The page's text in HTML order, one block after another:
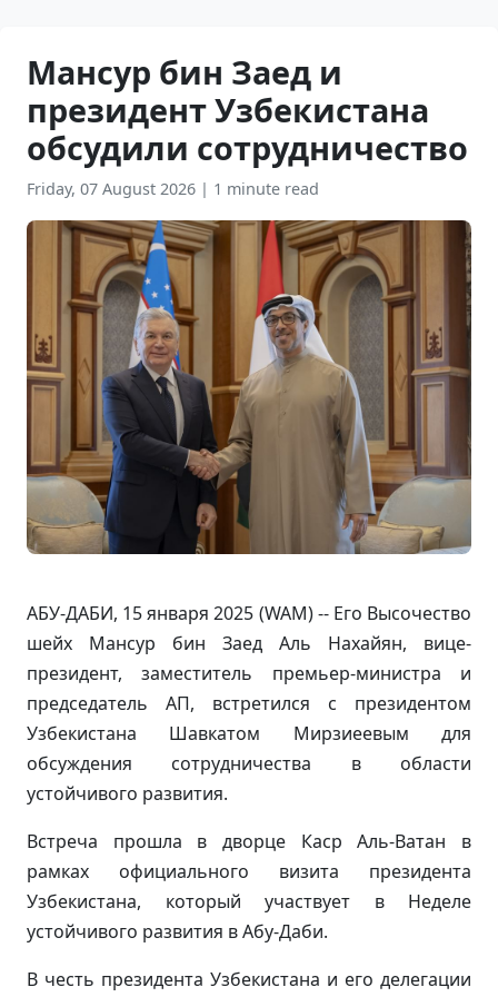
Мансур бин Заед и
президент Узбекистана
обсудили сотрудничество
Friday, 07 August 2026 | 1 minute read
АБУ-ДАБИ, 15 января 2025 (WAM) -- Его Высочество
шейх Мансур бин Заед Аль Нахайян, вице-
президент, заместитель премьер-министра и
председатель АП, встретился с президентом
Узбекистана Шавкатом Мирзиеевым для
обсуждения сотрудничества в области
устойчивого развития.
Встреча прошла в дворце Каср Аль-Ватан в
рамках официального визита президента
Узбекистана, который участвует в Неделе
устойчивого развития в Абу-Даби.
В честь президента Узбекистана и его делегации